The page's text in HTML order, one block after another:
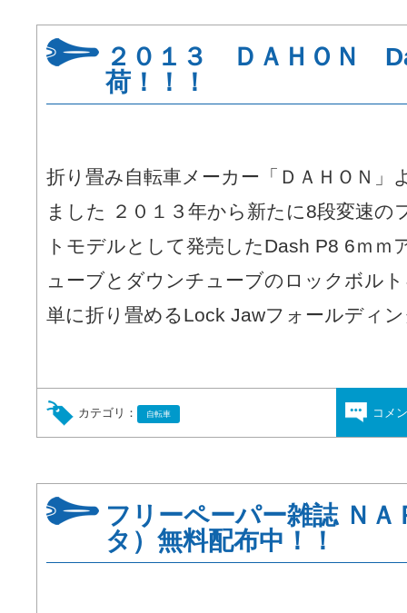
２０１３ ＤＡＨＯＮ
荷！！！
折り畳み自転車メーカー「ＤＡＨＯＮ」
ました ２０１３年から新たに8段変速の
トモデルとして発売したDash P8 6ｍｍ
ューブとダウンチューブのロックボル
単に折り畳めるLock Jawフォールディ
カテゴリ： 自転車 コメ
フリーペーパー雑誌 ＮＡ
タ）無料配布中！！